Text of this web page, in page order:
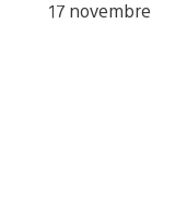
17 novembre